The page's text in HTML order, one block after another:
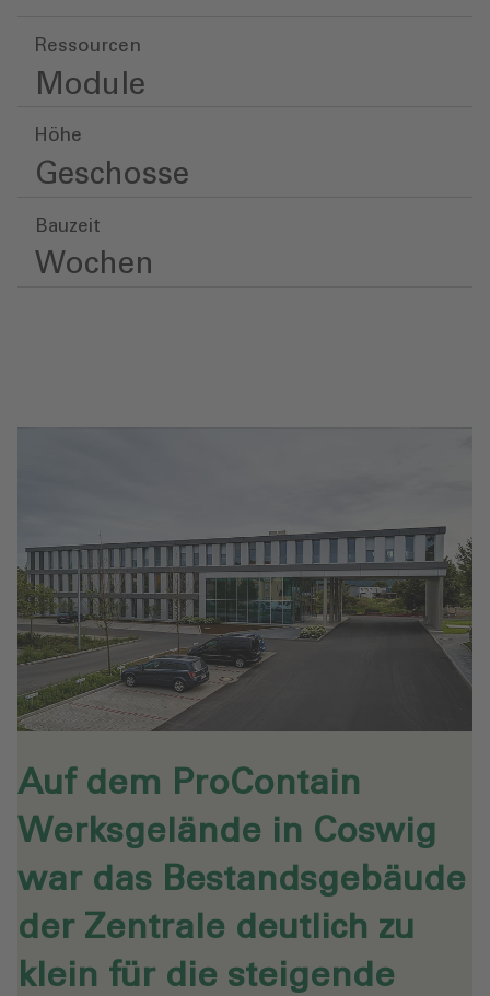
Ressourcen
Module
Höhe
Geschosse
Bauzeit
Wochen
Auf dem ProContain
Werksgelände in Coswig
war das Bestandsgebäude
der Zentrale deutlich zu
klein für die steigende